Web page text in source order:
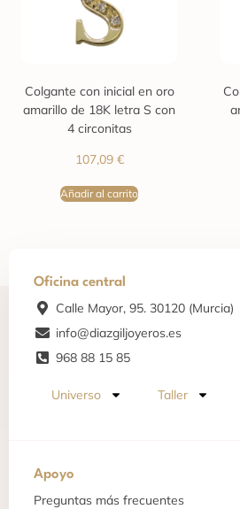
Colgante con inicial en oro
amarillo de 18K letra S con
4 circonitas
107,09 €
Añadir al carrito
Oficina central
Calle Mayor, 95. 30120 (Murcia)
info@diazgiljoyeros.es
968 88 15 85
Universo Taller
Apoyo
Preguntas más frecuentes